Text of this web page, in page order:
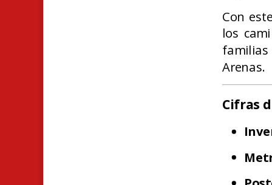
Con
los
Arenas.
Cifras